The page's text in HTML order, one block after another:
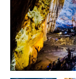
đêm
ngày
số
lượng